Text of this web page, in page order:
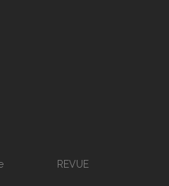
REVUE